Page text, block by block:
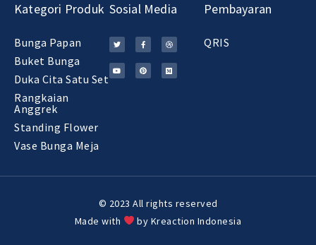
Kategori Produk
Bunga Papan
Buket Bunga
Duka Cita Satu Set
Rangkaian
Anggrek
Standing Flower
Vase Bunga Meja
Sosial Media Pembayaran
QRIS
© 2023 All rights reserved
Made with
by Kreaction Indonesia